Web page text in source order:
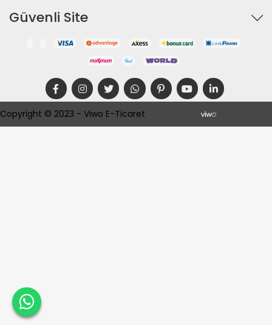
Güvenli Site
Copyright © 2023 - Viwo E-Ticaret